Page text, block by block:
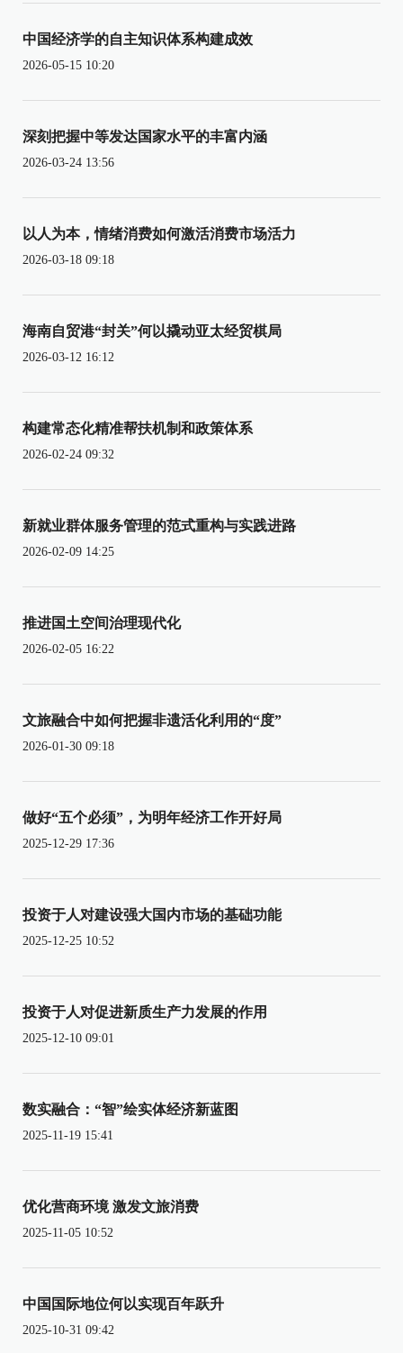
中国经济学的自主知识体系构建成效
2026-05-15 10:20
深刻把握中等发达国家水平的丰富内涵
2026-03-24 13:56
以人为本，情绪消费如何激活消费市场活力
2026-03-18 09:18
海南自贸港“封关”何以撬动亚太经贸棋局
2026-03-12 16:12
构建常态化精准帮扶机制和政策体系
2026-02-24 09:32
新就业群体服务管理的范式重构与实践进路
2026-02-09 14:25
推进国土空间治理现代化
2026-02-05 16:22
文旅融合中如何把握非遗活化利用的“度”
2026-01-30 09:18
做好“五个必须”，为明年经济工作开好局
2025-12-29 17:36
投资于人对建设强大国内市场的基础功能
2025-12-25 10:52
投资于人对促进新质生产力发展的作用
2025-12-10 09:01
数实融合：“智”绘实体经济新蓝图
2025-11-19 15:41
优化营商环境 激发文旅消费
2025-11-05 10:52
中国国际地位何以实现百年跃升
2025-10-31 09:42